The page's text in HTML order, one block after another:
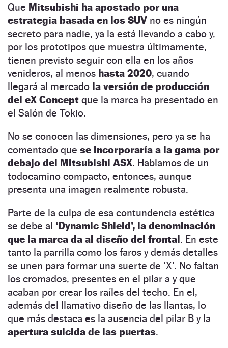
Que Mitsubishi ha apostado por una
estrategia basada en los SUV no es ningún
secreto para nadie, ya la está llevando a cabo y,
por los prototipos que muestra últimamente,
tienen previsto seguir con ella en los años
venideros, al menos hasta 2020, cuando
llegará al mercado la versión de producción
del eX Concept que la marca ha presentado en
el Salón de Tokio.
No se conocen las dimensiones, pero ya se ha
comentado que se incorporaría a la gama por
debajo del Mitsubishi ASX. Hablamos de un
todocamino compacto, entonces, aunque
presenta una imagen realmente robusta.
Parte de la culpa de esa contundencia estética
se debe al ‘Dynamic Shield’, la denominación
que la marca da al diseño del frontal. En este
tanto la parrilla como los faros y demás detalles
se unen para formar una suerte de ‘X’. No faltan
los cromados, presentes en el pilar a y que
acaban por crear los raíles del techo. En el,
además del llamativo diseño de las llantas, lo
que más destaca es la ausencia del pilar B y la
apertura suicida de las puertas.